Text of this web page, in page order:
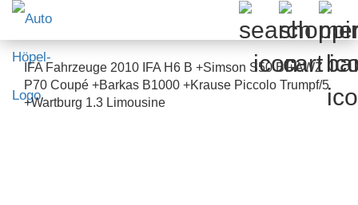
IFA Fahrzeuge 2010 IFA H6 B +Simson S50 B +AWZ
P70 Coupé +Barkas B1000 +Krause Piccolo Trumpf/5
+Wartburg 1.3 Limousine